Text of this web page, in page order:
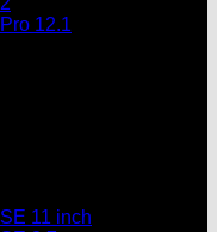
12.1
11 inch